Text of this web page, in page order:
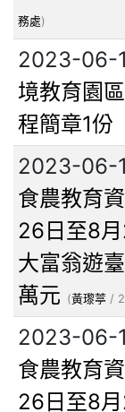
務處)
2023-06-
境教育園
程簡章1份
2023-06-
食農教育
26日至8月
大富翁遊
萬元 (黃瓈葶 /
2023-06-
食農教育
26日至8月